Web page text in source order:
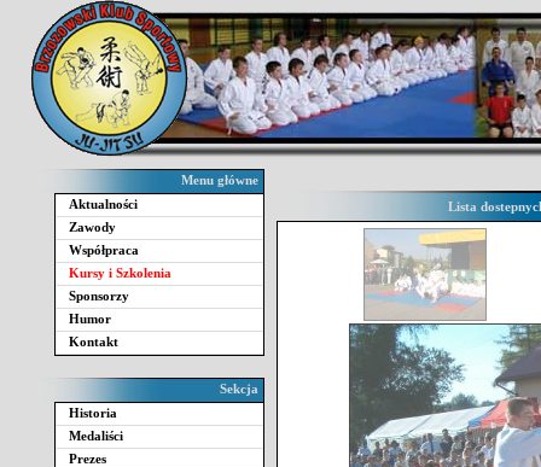
Menu główne
Aktualności
Zawody
Współpraca
Kursy i Szkolenia
Sponsorzy
Humor
Kontakt
Sekcja
Historia
Medaliści
Prezes
Lista